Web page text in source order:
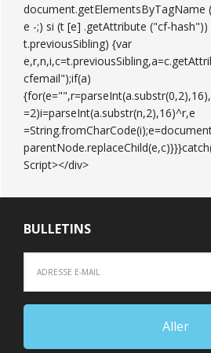
document.getElementsByTagName
e -;) si (t [e] .getAttribute ("cf-
t.previousSibling) {var
cfemail");if(a)
=2)i=parseInt(a.substr(n,2),16)^r,e
Script></div>
BULLETINS